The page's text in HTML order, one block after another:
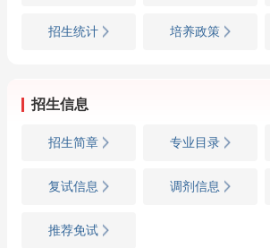
招生统计 培养政策
招生信息
招生简章 专业目录
复试信息 调剂信息
推荐免试